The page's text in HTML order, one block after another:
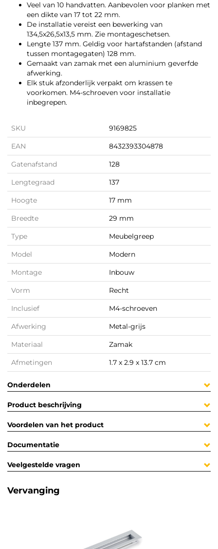
Veel van 10 handvatten. Aanbevolen voor planken met
een dikte van 17 tot 22 mm.
De installatie vereist een bewerking van
134,5x26,5x13,5 mm. Zie montageschetsen.
Lengte 137 mm. Geldig voor hartafstanden (afstand
tussen montagegaten) 128 mm.
Gemaakt van zamak met een aluminium geverfde
afwerking.
Elk stuk afzonderlijk verpakt om krassen te
voorkomen. M4-schroeven voor installatie
inbegrepen.
SKU 9169825
EAN 8432393304878
Gatenafstand 128
Lengtegraad 137
Hoogte 17 mm
Breedte 29 mm
Type Meubelgreep
Model Modern
Montage Inbouw
Vorm Recht
Inclusief M4-schroeven
Afwerking Metal-grijs
Materiaal Zamak
Afmetingen 1.7 x 2.9 x 13.7 cm
Onderdelen
Product beschrijving
Voordelen van het product
Documentatie
Veelgestelde vragen
Vervanging